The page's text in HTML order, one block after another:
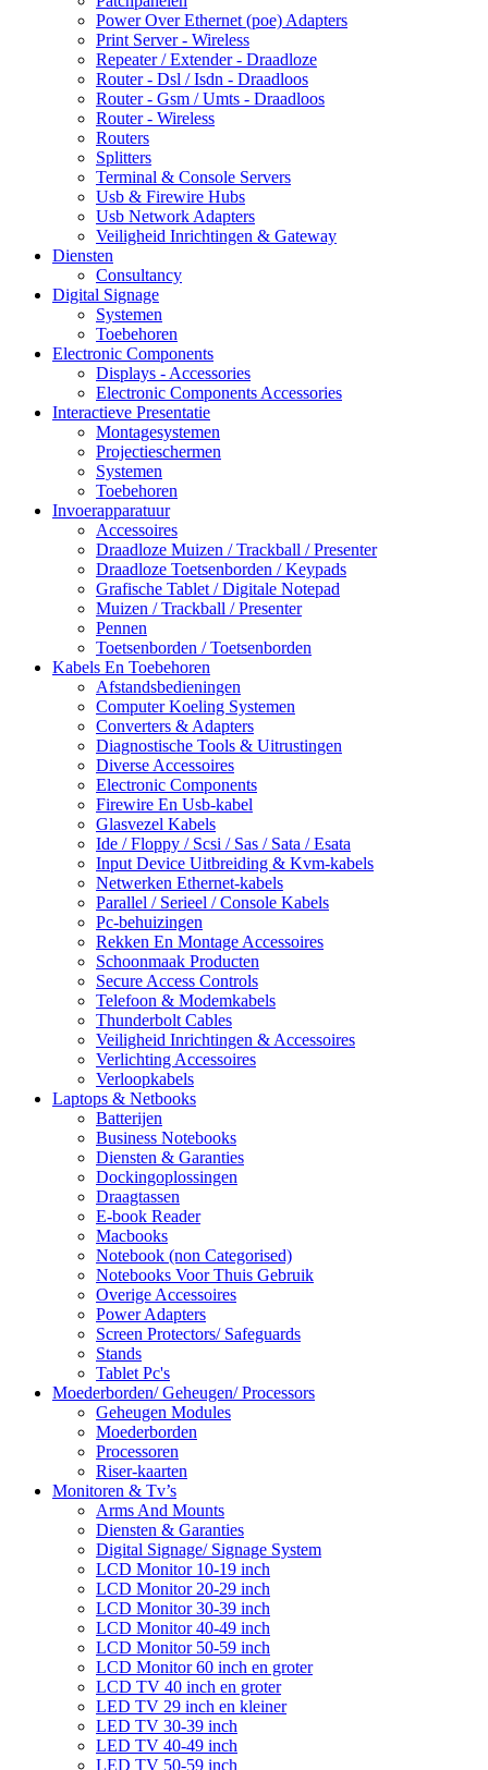
Power Over Ethernet (poe) Adapters
Print Server - Wireless
Repeater / Extender - Draadloze
Router - Dsl / Isdn - Draadloos
Router - Gsm / Umts - Draadloos
Router - Wireless
Routers
Splitters
Terminal & Console Servers
Usb & Firewire Hubs
Usb Network Adapters
Veiligheid Inrichtingen & Gateway
Diensten
Consultancy
Digital Signage
Systemen
Toebehoren
Electronic Components
Displays - Accessories
Electronic Components Accessories
Interactieve Presentatie
Montagesystemen
Projectieschermen
Systemen
Toebehoren
Invoerapparatuur
Accessoires
Draadloze Muizen / Trackball / Presenter
Draadloze Toetsenborden / Keypads
Grafische Tablet / Digitale Notepad
Muizen / Trackball / Presenter
Pennen
Toetsenborden / Toetsenborden
Kabels En Toebehoren
Afstandsbedieningen
Computer Koeling Systemen
Converters & Adapters
Diagnostische Tools & Uitrustingen
Diverse Accessoires
Electronic Components
Firewire En Usb-kabel
Glasvezel Kabels
Ide / Floppy / Scsi / Sas / Sata / Esata
Input Device Uitbreiding & Kvm-kabels
Netwerken Ethernet-kabels
Parallel / Serieel / Console Kabels
Pc-behuizingen
Rekken En Montage Accessoires
Schoonmaak Producten
Secure Access Controls
Telefoon & Modemkabels
Thunderbolt Cables
Veiligheid Inrichtingen & Accessoires
Verlichting Accessoires
Verloopkabels
Laptops & Netbooks
Batterijen
Business Notebooks
Diensten & Garanties
Dockingoplossingen
Draagtassen
E-book Reader
Macbooks
Notebook (non Categorised)
Notebooks Voor Thuis Gebruik
Overige Accessoires
Power Adapters
Screen Protectors/ Safeguards
Stands
Tablet Pc's
Moederborden/ Geheugen/ Processors
Geheugen Modules
Moederborden
Processoren
Riser-kaarten
Monitoren & Tv’s
Arms And Mounts
Diensten & Garanties
Digital Signage/ Signage System
LCD Monitor 10-19 inch
LCD Monitor 20-29 inch
LCD Monitor 30-39 inch
LCD Monitor 40-49 inch
LCD Monitor 50-59 inch
LCD Monitor 60 inch en groter
LCD TV 40 inch en groter
LED TV 29 inch en kleiner
LED TV 30-39 inch
LED TV 40-49 inch
LED TV 50-59 inch